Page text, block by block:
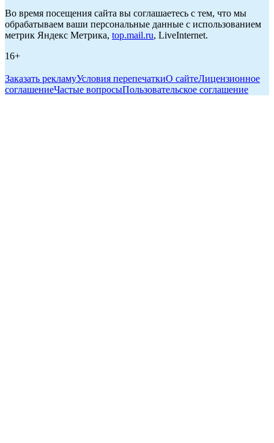
Во время посещения сайта вы соглашаетесь с тем, что мы
обрабатываем ваши персональные данные с использованием
метрик Яндекс Метрика, top.mail.ru, LiveInternet.
16+
Заказать рекламуУсловия перепечаткиО сайтеЛицензионное
соглашениеЧастые вопросыПользовательское соглашение